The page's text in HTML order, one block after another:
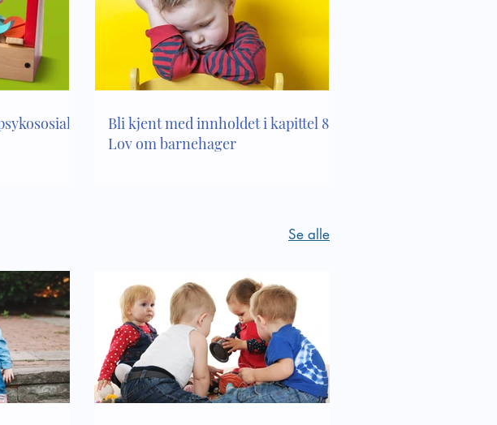
er en del av vår sosiale
Bli kjent med innholdet i kapittel 8 i
Lov om barnehager
Se alle